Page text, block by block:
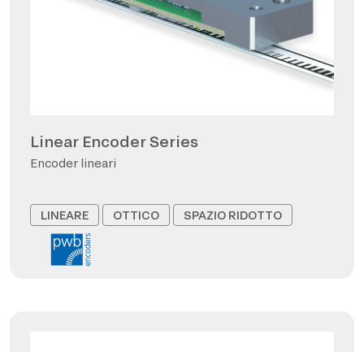
Linear Encoder Series
Encoder lineari
LINEARE OTTICO SPAZIO RIDOTTO